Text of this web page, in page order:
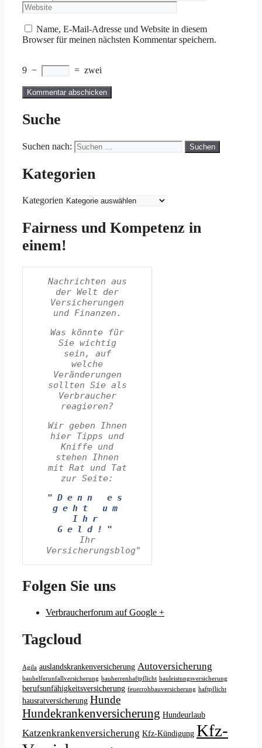
Name, E-Mail-Adresse und Website in diesem
Browser für meinen nächsten Kommentar speichern.
9 − = zwei
Suche
Suchen nach:
Kategorien
Kategorien
Fairness und Kompetenz in
einem!
Nachrichten aus
der Welt der
Versicherungen
und Finanzen.
Was könnte für
Sie wichtig
sein, auf
welche
Veränderungen
sollten Sie als
Verbraucher
reagieren?
Wir geben Ihnen
hier Tipps und
Kniffe und
stehen Ihnen
mit Rat und Tat
zur Seite:
"Denn es
geht um
Ihr
Geld!"
Ihr
Versicherungsblog"
Folgen Sie uns
Verbraucherforum auf Google +
Tagcloud
Agila auslandskrankenversicherung Autoversicherung
bauhelferunfallversicherung bauherrenhaftpflicht bauleistungsversicherung
berufsunfähigkeitsversicherung feuerrohbauversicherung haftpflicht
hausratversicherung Hunde
Hundekrankenversicherung Hundeurlaub
Katzenkrankenversicherung Kfz-Kündigung Kfz-